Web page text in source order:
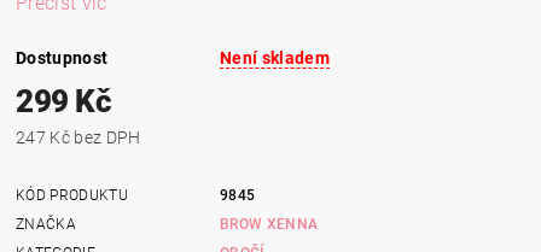
Dostupnost Není skladem
299 Kč
247 Kč bez DPH
KÓD PRODUKTU
9845
ZNAČKA
BROW XENNA